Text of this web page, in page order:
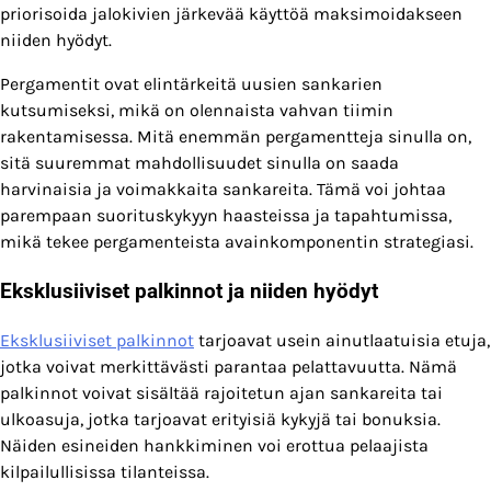
priorisoida jalokivien järkevää käyttöä maksimoidakseen
niiden hyödyt.
Pergamentit ovat elintärkeitä uusien sankarien
kutsumiseksi, mikä on olennaista vahvan tiimin
rakentamisessa. Mitä enemmän pergamentteja sinulla on,
sitä suuremmat mahdollisuudet sinulla on saada
harvinaisia ja voimakkaita sankareita. Tämä voi johtaa
parempaan suorituskykyyn haasteissa ja tapahtumissa,
mikä tekee pergamenteista avainkomponentin strategiasi.
Eksklusiiviset palkinnot ja niiden hyödyt
Eksklusiiviset palkinnot tarjoavat usein ainutlaatuisia etuja,
jotka voivat merkittävästi parantaa pelattavuutta. Nämä
palkinnot voivat sisältää rajoitetun ajan sankareita tai
ulkoasuja, jotka tarjoavat erityisiä kykyjä tai bonuksia.
Näiden esineiden hankkiminen voi erottua pelaajista
kilpailullisissa tilanteissa.